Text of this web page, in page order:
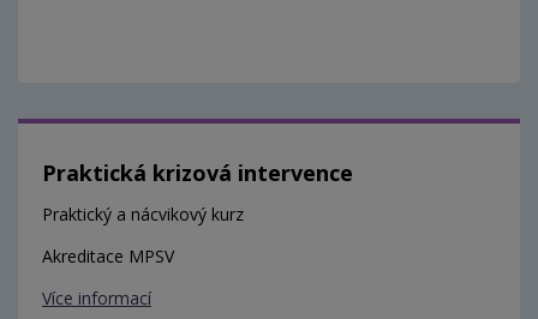
Praktická krizová intervence
Praktický a nácvikový kurz
Akreditace MPSV
Více informací